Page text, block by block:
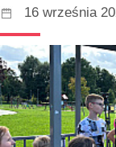
16 września